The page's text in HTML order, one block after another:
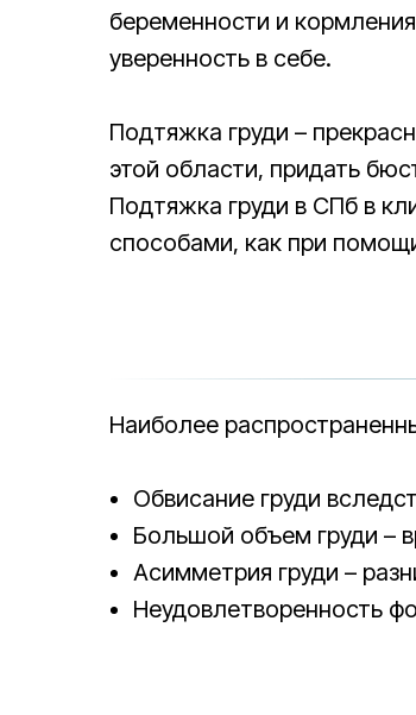
беременности и
уверенность в себе.
Подтяжка груди –
этой области, придать
Подтяжка груди в СПб в
способами, как при
Наиболее
Обвисание груди
Большой объем груди –
Асимметрия груди –
Неудовлетворенность